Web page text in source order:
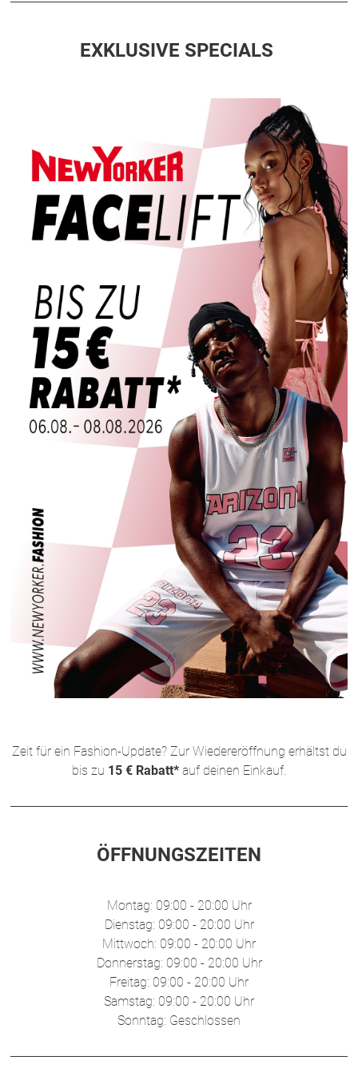
EXKLUSIVE SPECIALS
Zeit für ein Fashion-Update? Zur Wiedereröffnung erhältst du
bis zu 15 € Rabatt* auf deinen Einkauf.
ÖFFNUNGSZEITEN
Montag: 09:00 - 20:00 Uhr
Dienstag: 09:00 - 20:00 Uhr
Mittwoch: 09:00 - 20:00 Uhr
Donnerstag: 09:00 - 20:00 Uhr
Freitag: 09:00 - 20:00 Uhr
Samstag: 09:00 - 20:00 Uhr
Sonntag: Geschlossen